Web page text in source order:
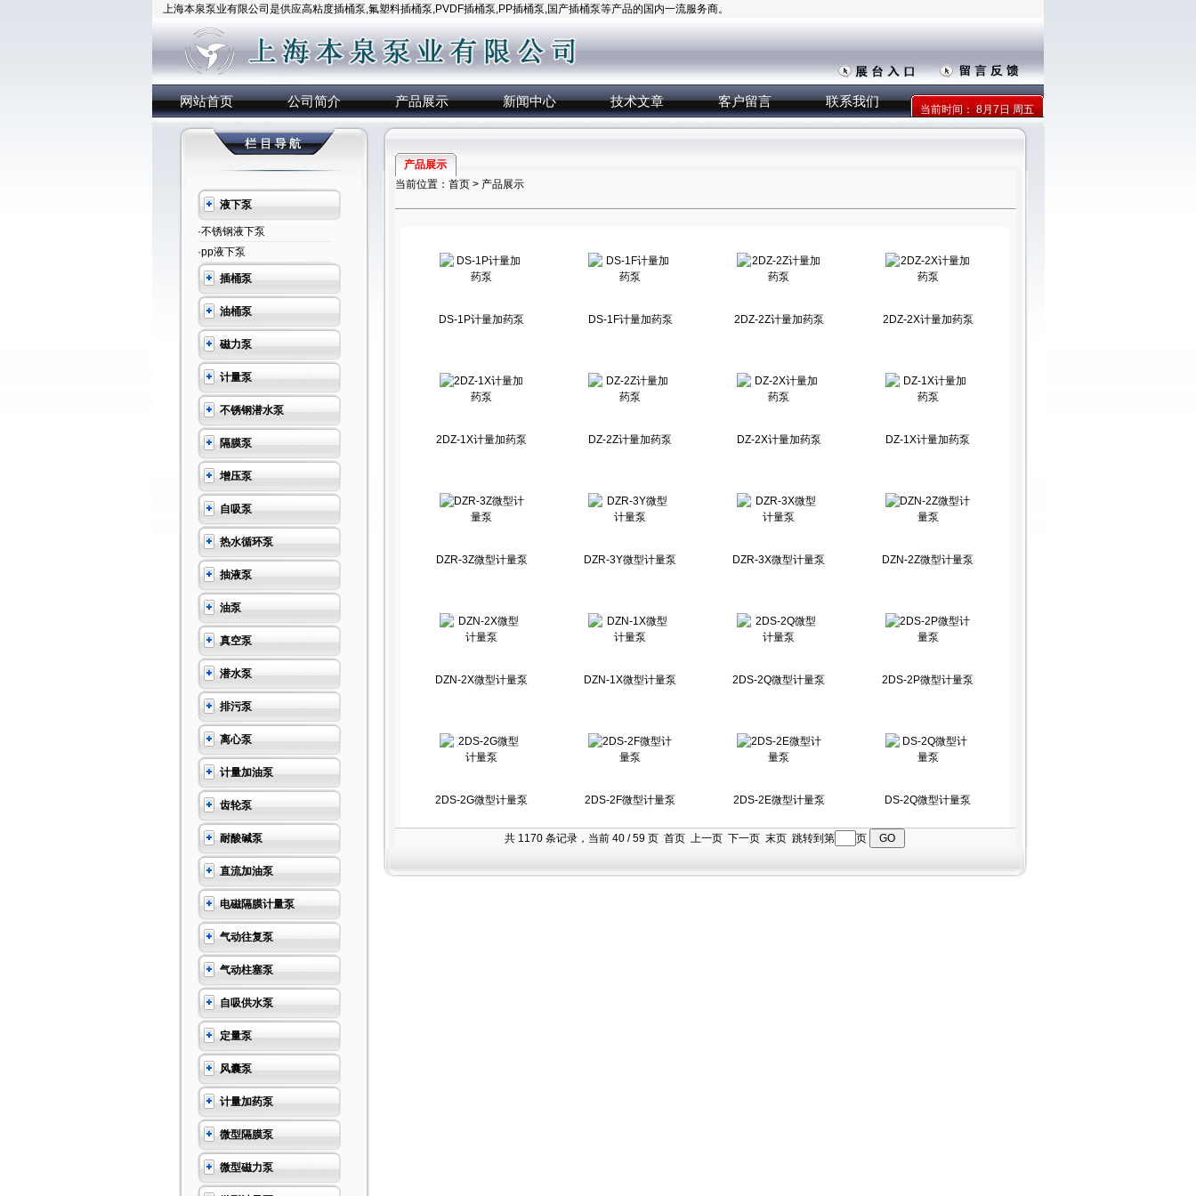
上海本泉泵业有限公司是供应高粘度插桶泵,氟塑料插桶泵,PVDF插桶泵,PP插桶泵,国产插桶泵等产品的国内一流服务商。
网站首页 公司简介 产品展示 新闻中心 技术文章 客户留言 联系我们
当前时间：8月7日 周五
液下泵
·不锈钢液下泵
·pp液下泵
插桶泵
油桶泵
磁力泵
计量泵
不锈钢潜水泵
隔膜泵
增压泵
自吸泵
热水循环泵
抽液泵
油泵
真空泵
潜水泵
排污泵
离心泵
计量加油泵
齿轮泵
耐酸碱泵
直流加油泵
电磁隔膜计量泵
气动往复泵
气动柱塞泵
自吸供水泵
定量泵
风囊泵
计量加药泵
微型隔膜泵
微型磁力泵
产品展示
当前位置： 首页> 产品展示
DS-1P计量加药泵 DS-1F计量加药泵 2DZ-2Z计量加药泵 2DZ-2X计量加药泵
2DZ-1X计量加药泵 DZ-2Z计量加药泵 DZ-2X计量加药泵 DZ-1X计量加药泵
DZR-3Z微型计量泵 DZR-3Y微型计量泵 DZR-3X微型计量泵 DZN-2Z微型计量泵
DZN-2X微型计量泵 DZN-1X微型计量泵 2DS-2Q微型计量泵 2DS-2P微型计量泵
2DS-2G微型计量泵 2DS-2F微型计量泵 2DS-2E微型计量泵 DS-2Q微型计量泵
共 1170 条记录，当前 40 / 59 页 首页 上一页 下一页 末页 跳转到第 页